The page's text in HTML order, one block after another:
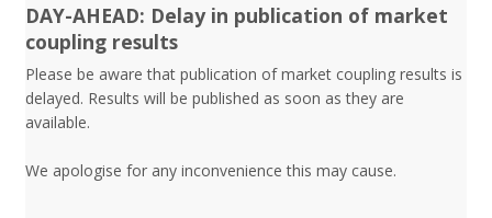
DAY-AHEAD: Delay in publication of market
coupling results
Please be aware that publication of market coupling results is
delayed. Results will be published as soon as they are
available.
We apologise for any inconvenience this may cause.